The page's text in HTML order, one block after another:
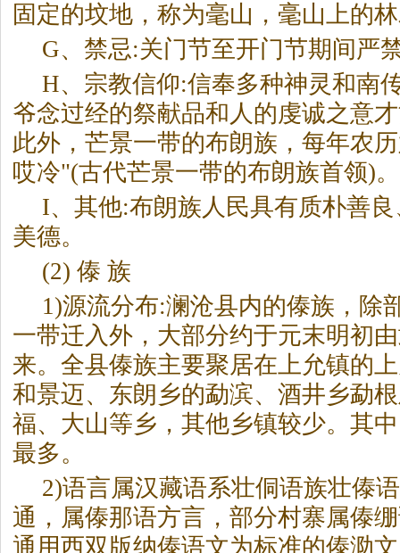
固定的坟地，称为毫山，毫山上的
G、禁忌:关门节至开门节期间严
H、宗教信仰:信奉多种神灵和南
爷念过经的祭献品和人的虔诚之意
此外，芒景一带的布朗族，每年农
哎冷"(古代芒景一带的布朗族首领)。
I、其他:布朗族人民具有质朴善
美德。
(2) 傣 族
1)源流分布:澜沧县内的傣族，除
一带迁入外，大部分约于元末明初
来。全县傣族主要聚居在上允镇的
和景迈、东朗乡的勐滨、酒井乡勐
福、大山等乡，其他乡镇较少。其
最多。
2)语言属汉藏语系壮侗语族壮傣
通，属傣那语方言，部分村寨属傣
通用西双版纳傣语文为标准的傣泐